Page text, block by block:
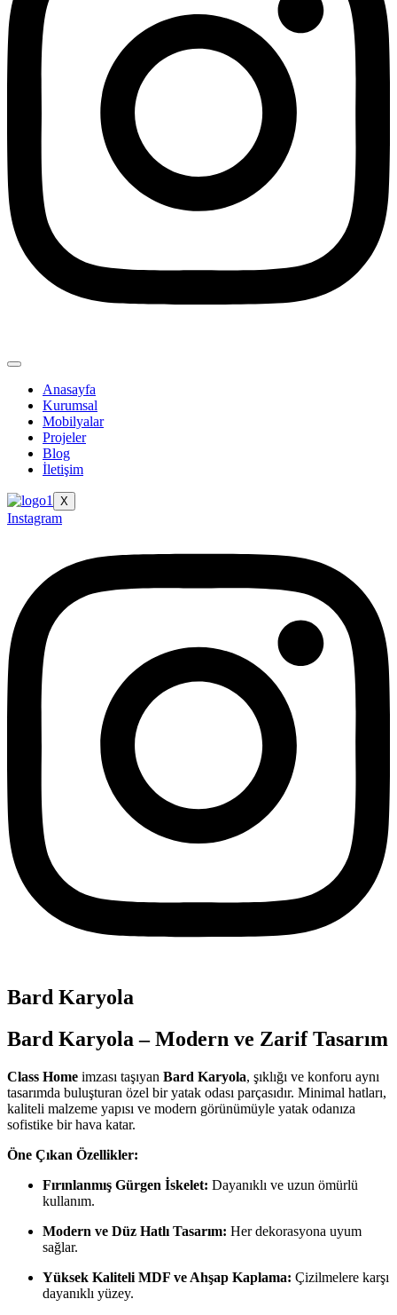
Anasayfa
Kurumsal
Mobilyalar
Projeler
Blog
İletişim
X
Instagram
Bard Karyola
Bard Karyola – Modern ve Zarif Tasarım
Class Home imzası taşıyan Bard Karyola, şıklığı ve konforu aynı
tasarımda buluşturan özel bir yatak odası parçasıdır. Minimal hatları,
kaliteli malzeme yapısı ve modern görünümüyle yatak odanıza
sofistike bir hava katar.
Öne Çıkan Özellikler:
Fırınlanmış Gürgen İskelet: Dayanıklı ve uzun ömürlü
kullanım.
Modern ve Düz Hatlı Tasarım: Her dekorasyona uyum
sağlar.
Yüksek Kaliteli MDF ve Ahşap Kaplama: Çizilmelere karşı
dayanıklı yüzey.